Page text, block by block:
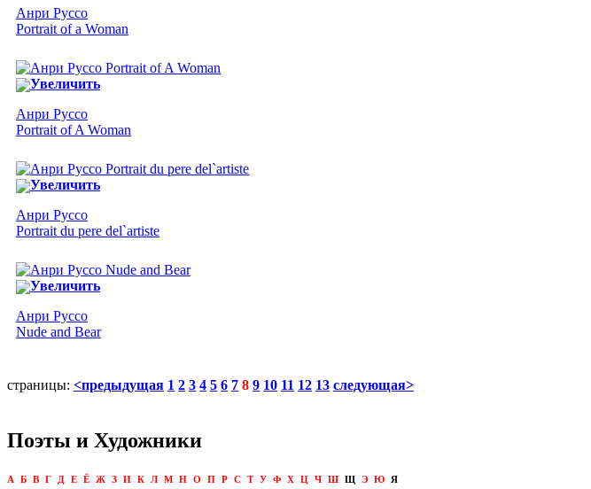
Анри Руссо
Portrait of a Woman
Увеличить
Анри Руссо
Portrait of A Woman
Увеличить
Анри Руссо
Portrait du pere del`artiste
Увеличить
Анри Руссо
Nude and Bear
страницы: <предыдущая 1 2 3 4 5 6 7 8 9 10 11 12 13 следующая>
Поэты и Художники
А Б В Г Д Е Ё Ж З И К Л М Н О П Р С Т У Ф Х Ц Ч Ш Щ Э Ю Я